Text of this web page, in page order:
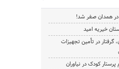
در همدان صفر شد!
خیریه امید
گرفتار در تأمین تجهیزات
کودک در نیاوران